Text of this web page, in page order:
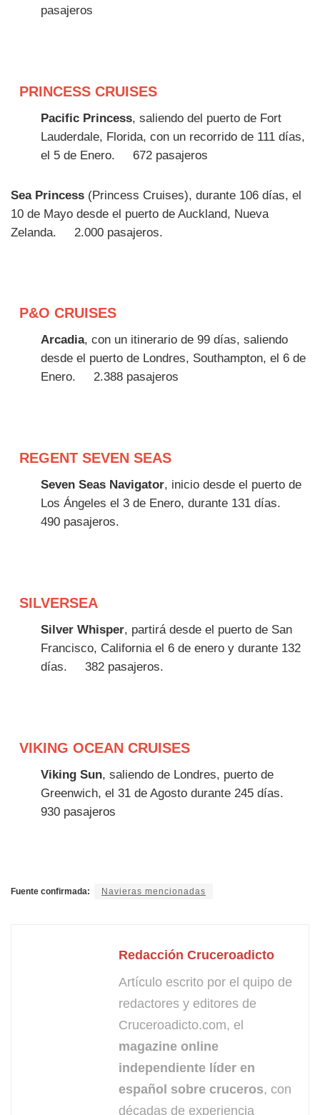
pasajeros
PRINCESS CRUISES
Pacific Princess, saliendo del puerto de Fort
Lauderdale, Florida, con un recorrido de 111 días,
el 5 de Enero.
672 pasajeros
Sea Princess (Princess Cruises), durante 106 días, el
10 de Mayo desde el puerto de Auckland, Nueva
Zelanda.
2.000 pasajeros.
P&O CRUISES
Arcadia, con un itinerario de 99 días, saliendo
desde el puerto de Londres, Southampton, el 6 de
Enero.
2.388 pasajeros
REGENT SEVEN SEAS
Seven Seas Navigator, inicio desde el puerto de
Los Ángeles el 3 de Enero, durante 131 días.
490 pasajeros.
SILVERSEA
Silver Whisper, partirá desde el puerto de San
Francisco, California el 6 de enero y durante 132
días.
382 pasajeros.
VIKING OCEAN CRUISES
Viking Sun, saliendo de Londres, puerto de
Greenwich, el 31 de Agosto durante 245 días.
930 pasajeros
Fuente confirmada: Navieras mencionadas
Redacción Cruceroadicto
Artículo escrito por el quipo de
redactores y editores de
Cruceroadicto.com, el
magazine online
independiente líder en
español sobre cruceros, con
décadas de experiencia